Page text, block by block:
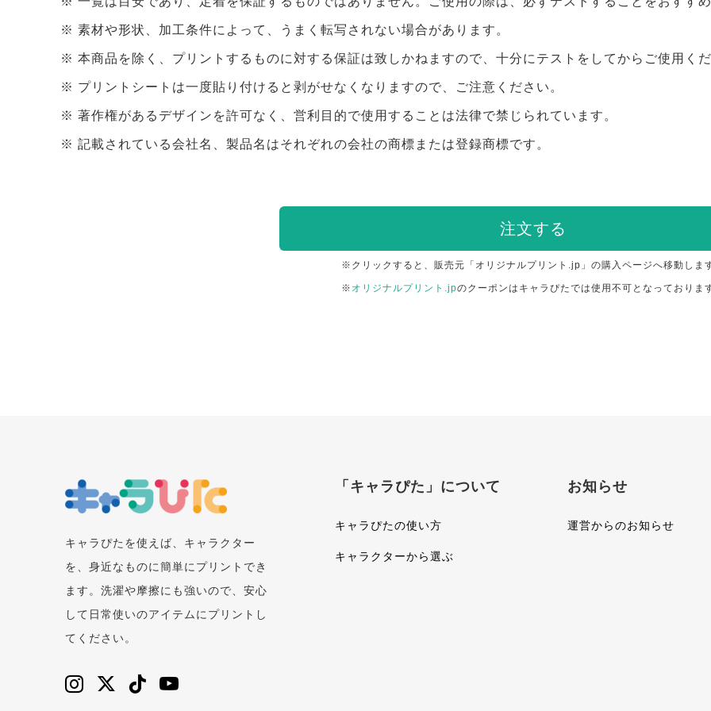
素材や形状、加工条件によって、うまく転写されない場合があります。
本商品を除く、プリントするものに対する保証は致しかねますので、十分にテストをしてからご使用くだ
プリントシートは一度貼り付けると剥がせなくなりますので、ご注意ください。
著作権があるデザインを許可なく、営利目的で使用することは法律で禁じられています。
記載されている会社名、製品名はそれぞれの会社の商標または登録商標です。
注文する
※クリックすると、販売元「オリジナルプリント.jp」の購入ページへ移動しま
※ オリジナルプリント.jpのクーポンはキャラぴたでは使用不可となっておりま
キャラぴたを使えば、キャラクター
を、身近なものに簡単にプリントでき
ます。洗濯や摩擦にも強いので、安心
して日常使いのアイテムにプリントし
てください。
「キャラぴた」について
キャラぴたの使い方
キャラクターから選ぶ
お知らせ
運営からのお知らせ